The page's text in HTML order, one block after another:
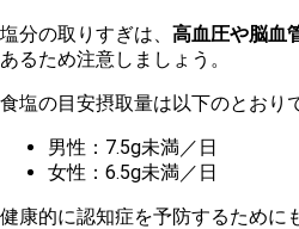
塩分の取りすぎは、 高血圧や脳血
あるため注意しましょう。
食塩の目安摂取量は以下のとおり
男性：7.5g未満／日
女性：6.5g未満／日
健康的に認知症を予防するために